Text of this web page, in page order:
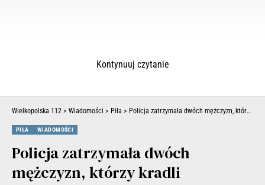
Kontynuuj czytanie
Wielkopolska 112 > Wiadomości > Piła > Policja zatrzymała dwóch mężczyzn, którzy kradli francuskie auta. Wartość strat wyceniono na co najmniej 310 tys. zł
PIŁA WIADOMOŚCI
Policja zatrzymała dwóch
mężczyzn, którzy kradli